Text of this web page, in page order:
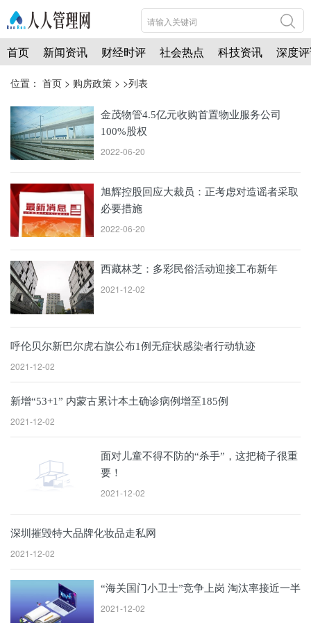
首页 新闻资讯 财经时评 社会热点 科技资讯 深度
位置： 首页 > 购房政策 > >列表
金茂物管4.5亿元收购首置物业服务公司
100%股权
2022-06-20
旭辉控股回应大裁员：正考虑对造谣者采取
必要措施
2022-06-20
西藏林芝：多彩民俗活动迎接工布新年
2021-12-02
呼伦贝尔新巴尔虎右旗公布1例无症状感染者行动轨迹
2021-12-02
新增“53+1” 内蒙古累计本土确诊病例增至185例
2021-12-02
面对儿童不得不防的“杀手”，这把椅子很重
要！
2021-12-02
深圳摧毁特大品牌化妆品走私网
2021-12-02
“海关国门小卫士”竞争上岗 淘汰率接近一半
2021-12-02